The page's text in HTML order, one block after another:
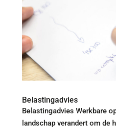
Belastingadvies
Belastingadvies
landschap verandert om de